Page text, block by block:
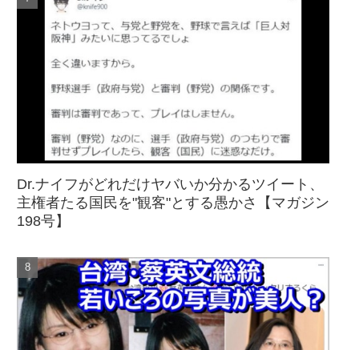
Dr.ナイフがどれだけヤバいか分かるツイート、
主権者たる国民を"観客"とする愚かさ【マガジン
198号】